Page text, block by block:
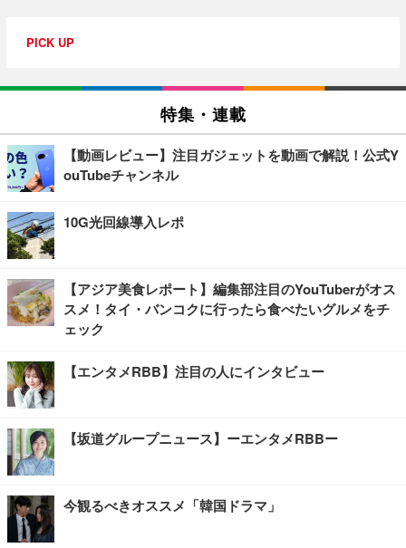
PICK UP
特集・連載
【動画レビュー】注目ガジェットを動画で解説！公式Y
ouTubeチャンネル
10G光回線導入レポ
【アジア美食レポート】編集部注目のYouTuberがオス
スメ！タイ・バンコクに行ったら食べたいグルメをチ
ェック
【エンタメRBB】注目の人にインタビュー
【坂道グループニュース】ーエンタメRBBー
今観るべきオススメ「韓国ドラマ」